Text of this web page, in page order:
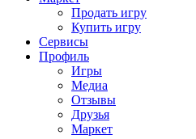
Продать игру
Купить игру
Сервисы
Профиль
Игры
Медиа
Отзывы
Друзья
Маркет